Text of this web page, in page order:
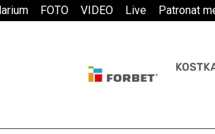
FOTO VIDEO Live Patronat